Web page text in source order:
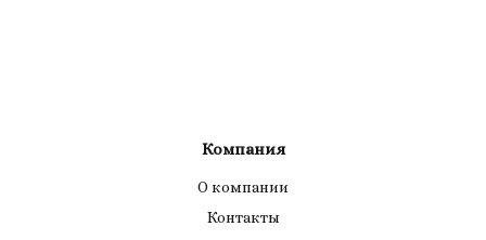
Компания
О компании
Контакты